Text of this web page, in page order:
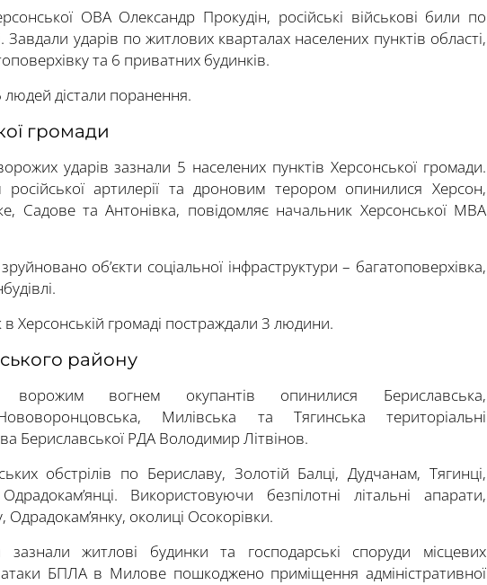
ОВА Олександр Прокудін, російські військові били по
Завдали ударів по житлових кварталах населених пунктів області,
та 6 приватних будинків.
людей дістали поранення.
громади
ударів зазнали 5 населених пунктів Херсонської громади.
російської артилерії та дроновим терором опинилися Херсон,
Садове та Антонівка, повідомляє начальник Херсонської МВА
об’єкти соціальної інфраструктури – багатоповерхівка,
в Херсонській громаді постраждали 3 людини.
району
вогнем окупантів опинилися Бериславська,
Милівська та Тягинська територіальні
Бериславської РДА Володимир Літвінов.
обстрілів по Бериславу, Золотій Балці, Дудчанам, Тягинці,
Використовуючи безпілотні літальні апарати,
околиці Осокорівки.
житлові будинки та господарські споруди місцевих
атаки БПЛА в Милове пошкоджено приміщення адміністративної